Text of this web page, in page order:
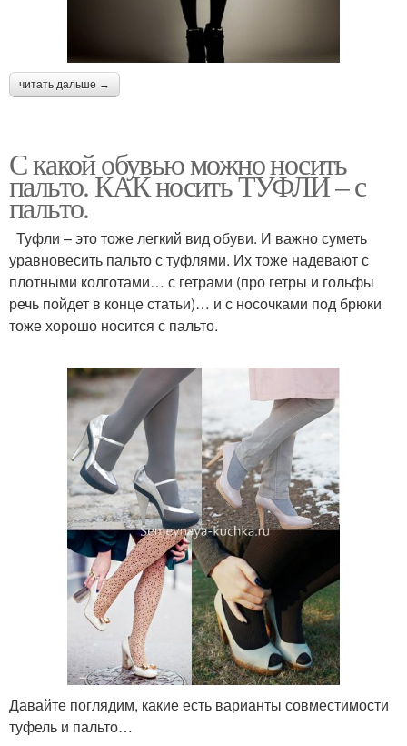
читать дальше →
С какой обувью можно носить
пальто. КАК носить ТУФЛИ – с
пальто.
Туфли – это тоже легкий вид обуви. И важно суметь
уравновесить пальто с туфлями. Их тоже надевают с
плотными колготами… с гетрами (про гетры и гольфы
речь пойдет в конце статьи)… и с носочками под брюки
тоже хорошо носится с пальто.
Давайте поглядим, какие есть варианты совместимости
туфель и пальто…